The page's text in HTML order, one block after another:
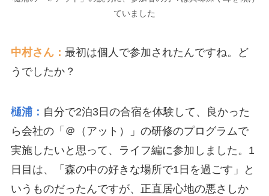
ていました
中村さん： 最初は個人で参加されたんですね。ど
うでしたか？
樋浦： 自分で2泊3日の合宿を体験して、良かった
ら会社の「＠（アット）」の研修のプログラムで
実施したいと思って、ライフ編に参加しました。1
日目は、「森の中の好きな場所で1日を過ごす」と
いうものだったんですが、正直居心地の悪さしか